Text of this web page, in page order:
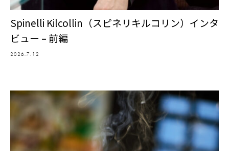
Spinelli Kilcollin（スピネリキルコリン）インタ
ビュー – 前編
2026.7.12